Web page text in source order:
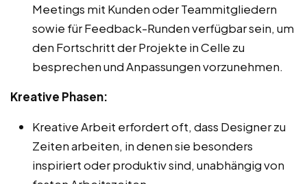
Meetings mit Kunden oder Teammitgliedern
sowie für Feedback-Runden verfügbar sein, um
den Fortschritt der Projekte in Celle zu
besprechen und Anpassungen vorzunehmen.
Kreative Phasen:
Kreative Arbeit erfordert oft, dass Designer zu
Zeiten arbeiten, in denen sie besonders
inspiriert oder produktiv sind, unabhängig von